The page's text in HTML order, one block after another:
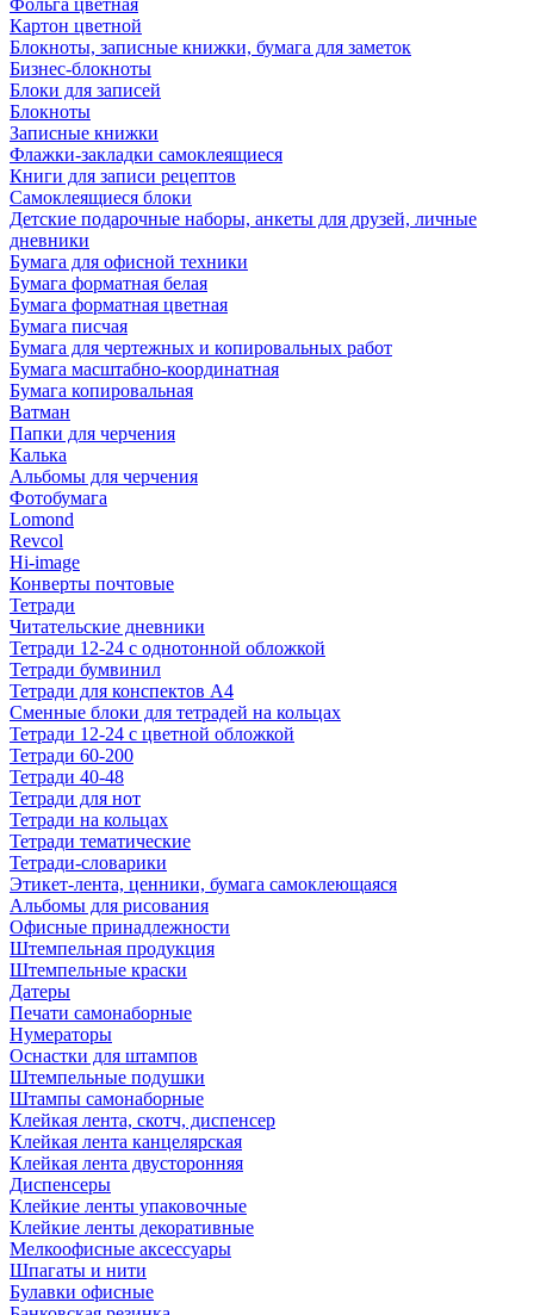
Фольга цветная
Картон цветной
Блокноты, записные книжки, бумага для заметок
Бизнес-блокноты
Блоки для записей
Блокноты
Записные книжки
Флажки-закладки самоклеящиеся
Книги для записи рецептов
Самоклеящиеся блоки
Детские подарочные наборы, анкеты для друзей, личные
дневники
Бумага для офисной техники
Бумага форматная белая
Бумага форматная цветная
Бумага писчая
Бумага для чертежных и копировальных работ
Бумага масштабно-координатная
Бумага копировальная
Ватман
Папки для черчения
Калька
Альбомы для черчения
Фотобумага
Lomond
Revcol
Hi-image
Конверты почтовые
Тетради
Читательские дневники
Тетради 12-24 с однотонной обложкой
Тетради бумвинил
Тетради для конспектов А4
Сменные блоки для тетрадей на кольцах
Тетради 12-24 с цветной обложкой
Тетради 60-200
Тетради 40-48
Тетради для нот
Тетради на кольцах
Тетради тематические
Тетради-словарики
Этикет-лента, ценники, бумага самоклеющаяся
Альбомы для рисования
Офисные принадлежности
Штемпельная продукция
Штемпельные краски
Датеры
Печати самонаборные
Нумераторы
Оснастки для штампов
Штемпельные подушки
Штампы самонаборные
Клейкая лента, скотч, диспенсер
Клейкая лента канцелярская
Клейкая лента двусторонняя
Диспенсеры
Клейкие ленты упаковочные
Клейкие ленты декоративные
Мелкоофисные аксессуары
Шпагаты и нити
Булавки офисные